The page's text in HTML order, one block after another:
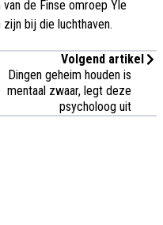
van de Finse omroep Yle
bij die luchthaven.
Volgend artikel
Dingen geheim houden is
mentaal zwaar, legt deze
psycholoog uit